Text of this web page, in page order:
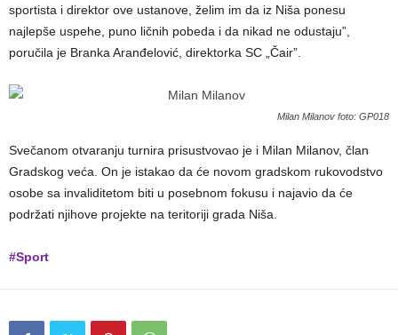
sportista i direktor ove ustanove, želim im da iz Niša ponesu
najlepše uspehe, puno ličnih pobeda i da nikad ne odustaju”,
poručila je Branka Aranđelović, direktorka SC „Čair”.
Milan Milanov foto: GP018
Svečanom otvaranju turnira prisustvovao je i Milan Milanov, član
Gradskog veća. On je istakao da će novom gradskom rukovodstvo
osobe sa invaliditetom biti u posebnom fokusu i najavio da će
podržati njihove projekte na teritoriji grada Niša.
#Sport